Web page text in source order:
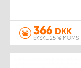
366 DKK
EKSKL. 25 % MOMS